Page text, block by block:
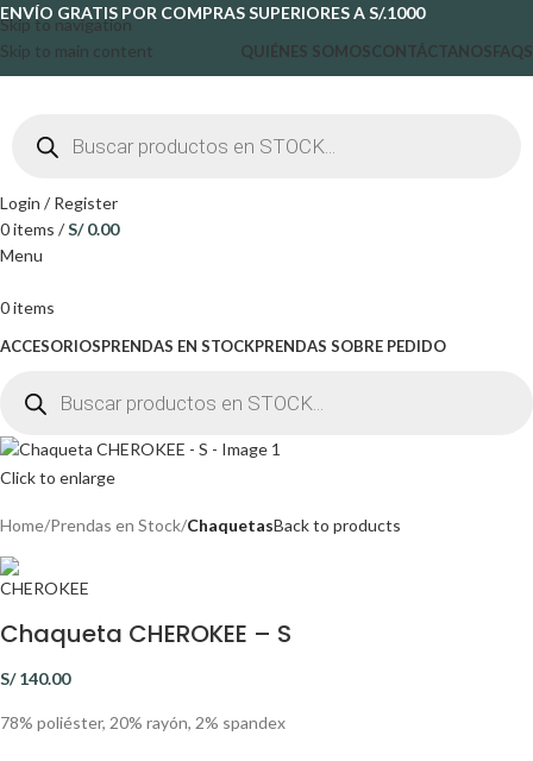
Skip to navigation
Skip to main content
ENVÍO GRATIS POR COMPRAS SUPERIORES A S/.1000
QUIÉNES SOMOSCONTÁCTANOSFAQS
Login / Register
0items /S/0.00
Menu
0items
ACCESORIOSPRENDAS EN STOCKPRENDAS SOBRE PEDIDO
Click to enlarge
Home Prendas en Stock ChaquetasBack to products
Chaqueta CHEROKEE – S
S/140.00
78% poliéster, 20% rayón, 2% spandex